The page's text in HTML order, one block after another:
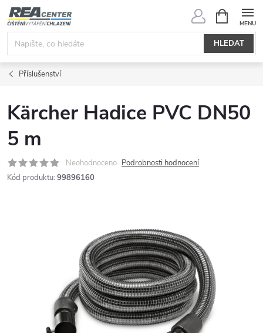
Přejít
na
obsah
HLEDAT
NÁKUPNÍ
KOŠÍK
Příslušenství
Kärcher Hadice PVC DN50
5 m
Neohodnoceno Podrobnosti hodnocení
Kód produktu: 99896160